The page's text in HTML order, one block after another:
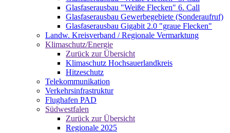
Glasfaserausbau "Weiße Flecken" 6. Call
Glasfaserausbau Gewerbegebiete (Sonderaufruf)
Glasfaserausbau Gigabit 2.0 "graue Flecken"
Landw. Kreisverband / Regionale Vermarktung
Klimaschutz/Energie
Zurück zur Übersicht
Klimaschutz Hochsauerlandkreis
Hitzeschutz
Telekommunikation
Verkehrsinfrastruktur
Flughafen PAD
Südwestfalen
Zurück zur Übersicht
Regionale 2025